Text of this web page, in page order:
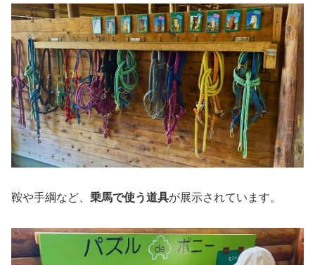
鞍や手綱など、 乗馬で使う道具が展示されています。